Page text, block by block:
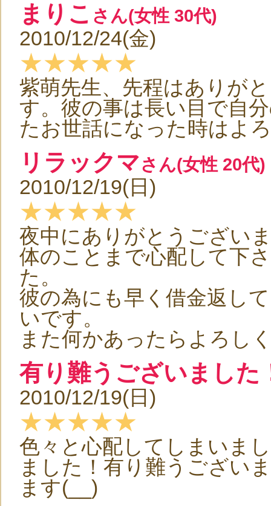
まりこ さん(女性 30代)
2010/12/24(金)
★★★★★
紫萌先生、先程はありが
す。彼の事は長い目で自
たお世話になった時はよ
リラックマさん(女性 20代)
2010/12/19(日)
★★★★★
夜中にありがとうござい
体のことまで心配して下
た。
彼の為にも早く借金返し
いです。
また何かあったらよろし
有り難うございました
2010/12/19(日)
★★★★★
色々と心配してしまいま
ました！有り難うござい
ます(__)